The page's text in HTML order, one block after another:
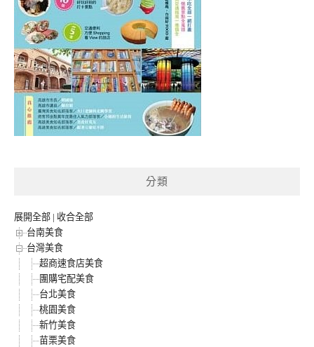
分類
展開全部 | 收合全部
台南美食
台灣美食
超商速食店美食
團購宅配美食
台北美食
桃園美食
新竹美食
苗栗美食